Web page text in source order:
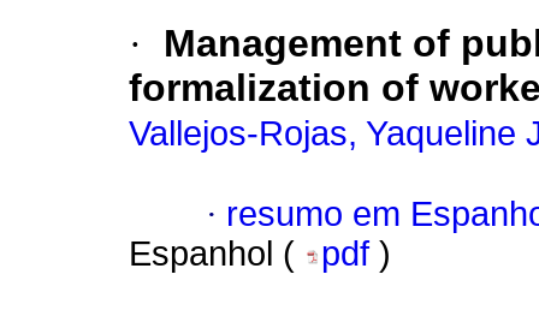
·
Management of
formalization of
Vallejos-Rojas, Yaqueline
· resumo em
Espanhol (
pdf )